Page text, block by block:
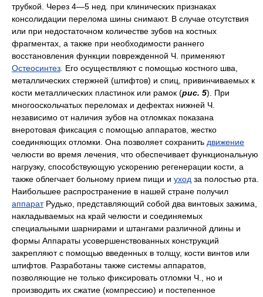
трубкой. Через 4—5 нед. при клинических признаках
консолидации перелома шины снимают. В случае отсутствия
или при недостаточном количестве зубов на костных
фрагментах, а также при необходимости раннего
восстановления функции поврежденной Ч. применяют
Остеосинтез. Его осуществляют с помощью костного шва,
металлических стержней (штифтов) и спиц, привинчиваемых к
кости металлических пластинок или рамок (рис. 5). При
многооскольчатых переломах и дефектах нижней Ч.
независимо от наличия зубов на отломках показана
внеротовая фиксация с помощью аппаратов, жестко
соединяющих отломки. Она позволяет сохранить движение
челюсти во время лечения, что обеспечивает функциональную
нагрузку, способствующую ускорению регенерации кости, а
также облегчает больному прием пищи и уход за полостью рта.
Наибольшее распространение в нашей стране получил
аппаратРудько, представляющий собой два винтовых зажима,
накладываемых на край челюсти и соединяемых
специальными шарнирами и штангами различной длины и
формы Аппараты усовершенствованных конструкций
закрепляют с помощью введенных в толщу, кости винтов или
штифтов. Разработаны также системы аппаратов,
позволяющие не только фиксировать отломки Ч., но и
производить их сжатие (компрессию) и постепенное